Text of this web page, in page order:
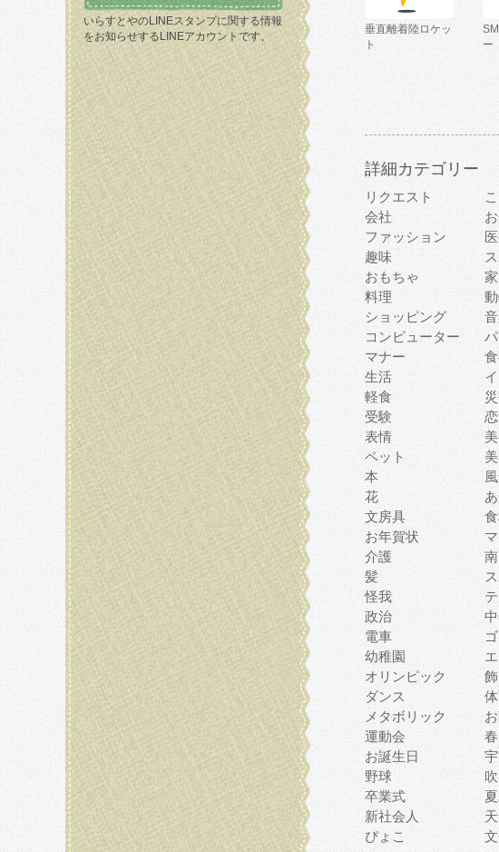
いらすとやのLINEスタンプに関する情報
をお知らせするLINEアカウントです。
垂直離着陸ロケッ
ト
ー
詳細カテゴリー
リクエスト
会社
ファッション
趣味
おもちゃ
料理
ショッピング
コンピューター
マナー
生活
軽食
受験
表情
ペット
本
花
文房具
お年賀状
介護
髪
怪我
政治
電車
幼稚園
オリンピック
ダンス
メタボリック
運動会
春
お誕生日
野球
卒業式
新社会人
ぴょこ